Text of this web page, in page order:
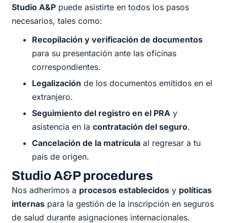
Studio A&P puede asistirte en todos los pasos
necesarios, tales como:
Recopilación y verificación de documentos
para su presentación ante las oficinas
correspondientes.
Legalización de los documentos emitidos en el
extranjero.
Seguimiento del registro en el PRA y
asistencia en lacontratación del seguro.
Cancelación de la matrícula al regresar a tu
país de origen.
Studio A&P procedures
Nos adherimos a procesos establecidos y políticas
internas para la gestión de la inscripción en seguros
de salud durante asignaciones internacionales.